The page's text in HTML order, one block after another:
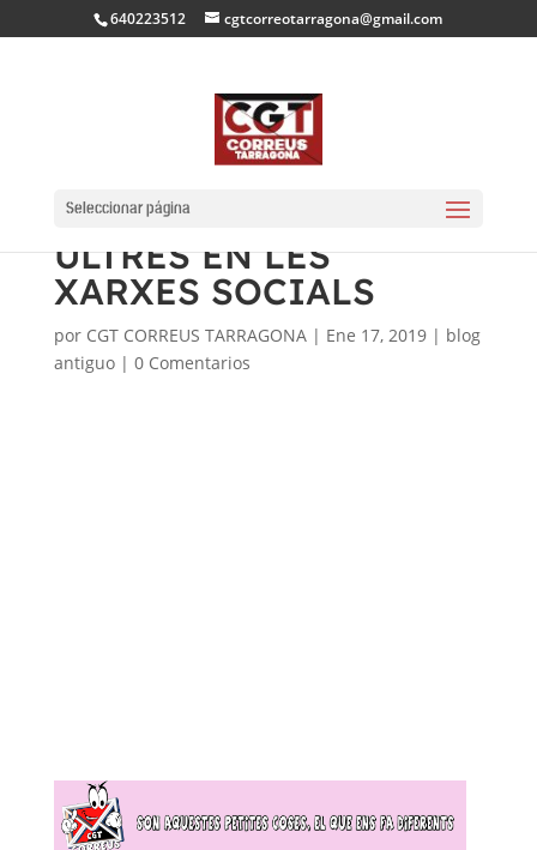
640223512 cgtcorreotarragona@gmail.com
Seleccionar página
CONTESTAR A PERFILS
ULTRES EN LES
XARXES SOCIALS
por CGT CORREUS TARRAGONA| Ene 17, 2019| blog
antiguo| 0 Comentarios